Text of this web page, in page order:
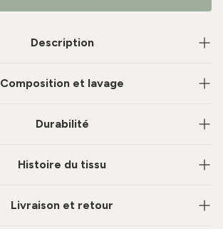
Description
Composition et lavage
Durabilité
Histoire du tissu
Livraison et retour